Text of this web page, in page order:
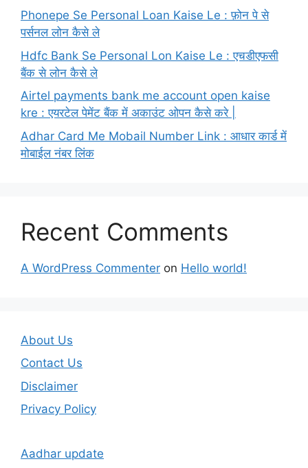
Phonepe Se Personal Loan Kaise Le : फ़ोन पे से
पर्सनल लोन कैसे ले
Hdfc Bank Se Personal Lon Kaise Le : एचडीएफसी
बैंक से लोन कैसे ले
Airtel payments bank me account open kaise
kre : एयरटेल पेमेंट बैंक में अकाउंट ओपन कैसे करे |
Adhar Card Me Mobail Number Link : आधार कार्ड में
मोबाईल नंबर लिंक
Recent Comments
A WordPress Commenter on Hello world!
About Us
Contact Us
Disclaimer
Privacy Policy
Aadhar update